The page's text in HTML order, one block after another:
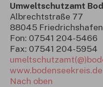
Umweltschutzamt
Albrechtstraße 77
88045 Friedrichshafen
Fon: 07541 204-5466
Fax: 07541 204-5954
www.bodenseekreis.de
Nach oben